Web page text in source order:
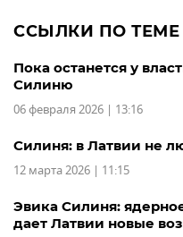
ССЫЛКИ ПО ТЕМЕ
Пока останется у
Силиню
06 февраля 2026 | 13:16
Силиня: в Латвии не
12 марта 2026 | 11:15
Эвика Силиня:
дает Латвии новые